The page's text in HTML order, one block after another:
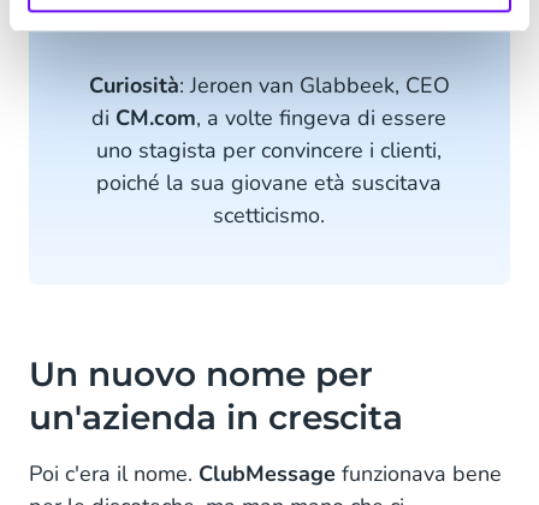
Curiosità: Jeroen van Glabbeek, CEO
di CM.com, a volte fingeva di essere
uno stagista per convincere i clienti,
poiché la sua giovane età suscitava
scetticismo.
Un nuovo nome per
un'azienda in crescita
Poi c'era il nome. ClubMessage funzionava bene